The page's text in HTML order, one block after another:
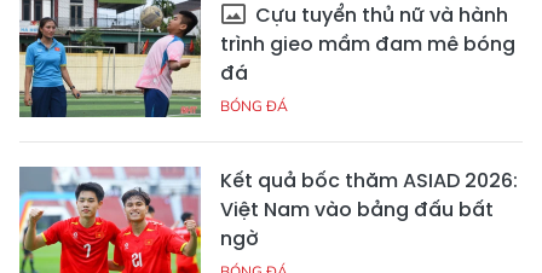
Cựu tuyển thủ nữ và hành
trình gieo mầm đam mê bóng
đá
BÓNG ĐÁ
Kết quả bốc thăm ASIAD 2026:
Việt Nam vào bảng đấu bất
ngờ